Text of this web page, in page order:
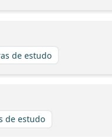
de estudo
de estudo